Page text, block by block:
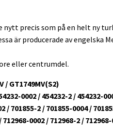
precis som på en helt ny
är producerade av engelska
eller centrumdel.
/ GT1749MV(S2)
0002 / 454232-2 / 454232-
701855-2 / 701855-0004 /
0002 / 712968-2 /